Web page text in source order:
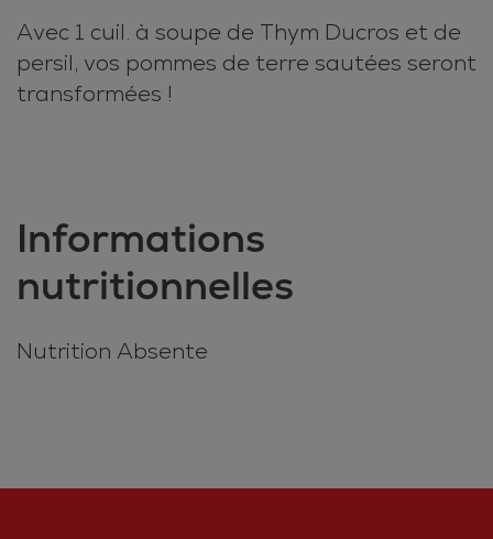
Avec 1 cuil. à soupe de Thym Ducros et de
persil, vos pommes de terre sautées seront
transformées !
Informations
nutritionnelles
Nutrition Absente